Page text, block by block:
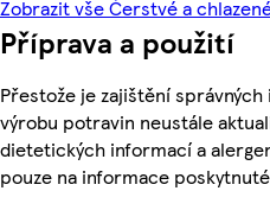
Zobrazit vše Čerstvé a
Příprava a použití
Přestože je zajištění
výrobu potravin neustále
dietetických informací a
pouze na informace